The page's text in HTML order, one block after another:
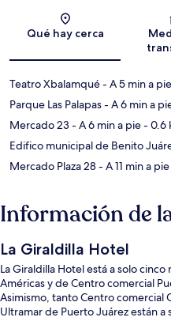
Qué hay cerca
Teatro Xbalamqué- A 5 min a pie
Parque Las Palapas- A 6 min a
Mercado 23- A 6 min a pie- 0.6
Edifico municipal de Benito
Mercado Plaza 28- A 11 min a pie
Información de
La Giraldilla Hotel
La Giraldilla Hotel está a solo cinco
Américas y de Centro comercial
Asimismo, tanto Centro comercial
Ultramar de Puerto Juárez están a